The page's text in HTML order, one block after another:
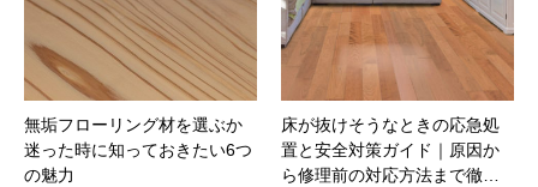
無垢フローリング材を選ぶか
迷った時に知っておきたい6つ
の魅力
床が抜けそうなときの応急処
置と安全対策ガイド｜原因か
ら修理前の対応方法まで徹…